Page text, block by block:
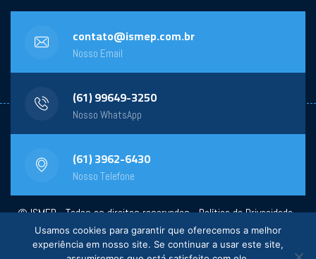
contato@ismep.com.br
Nosso Email
(61) 99649-3250
Nosso WhatsApp
(61) 3962-6430
Nosso Telefone
© ISMEP - Todos os direitos reservados -Política de Privacidade-
Powered by:General Design
Usamos cookies para garantir que oferecemos a melhor
experiência em nosso site. Se continuar a usar este site,